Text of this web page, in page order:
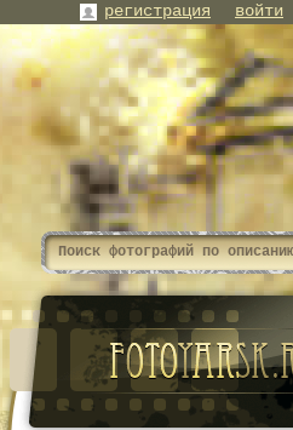
регистрация войти